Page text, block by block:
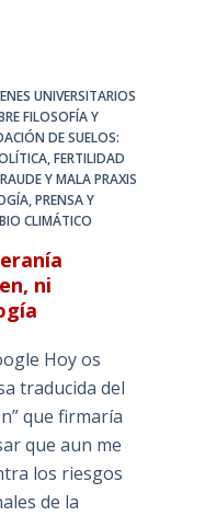
UNIVERSITARIOS
FILOSOFÍA Y
DE SUELOS:
,FERTILIDAD
Y MALA PRAXIS
,PRENSA Y
CLIMÁTICO
ni
Hoy os
traducida del
que firmaría
que aun me
los riesgos
de la